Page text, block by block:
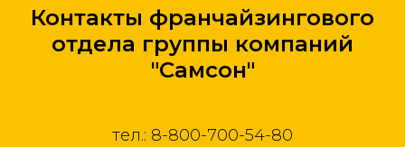
Контакты франчайзингового
отдела группы компаний
"Самсон"
тел.: 8-800-700-54-80